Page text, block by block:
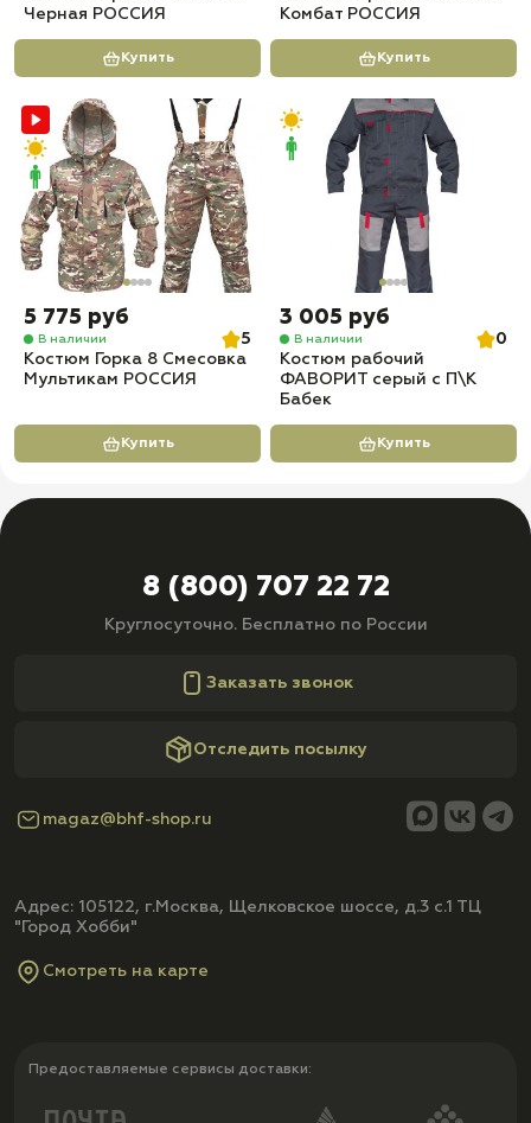
Черная РОССИЯ
Купить
Комбат РОССИЯ
Купить
5 775 руб
В наличии
5
Костюм Горка 8 Смесовка
Мультикам РОССИЯ
Купить
3 005 руб
В наличии
0
Костюм рабочий
ФАВОРИТ серый с П\К
Бабек
Купить
8 (800) 707 22 72
Круглосуточно. Бесплатно по России
Заказать звонок
Отследить посылку
magaz@bhf-shop.ru
Адрес: 105122, г.Москва, Щелковское шоссе, д.3 с.1 ТЦ
"Город Хобби"
Смотреть на карте
Предоставляемые сервисы доставки: